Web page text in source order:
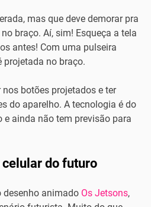
mas que deve demorar pra
braço. Aí, sim! Esqueça a tela
antes! Com uma pulseira
projetada no braço.
botões projetados e ter
do aparelho. A tecnologia é do
ainda não tem previsão para
celular do futuro
desenho animado Os Jetsons,